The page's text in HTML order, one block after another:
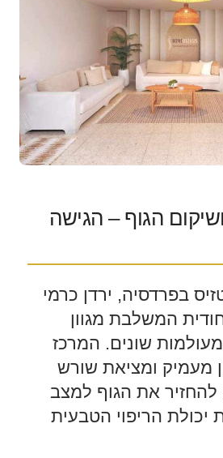
הגוף – הגישה
בפרדסיה, ירדן כרמי
המשלבת מגוון
שונים. המרכז
מעמיק ומציאת שורש
את הגוף למצב
יכולת הריפוי הטבעית